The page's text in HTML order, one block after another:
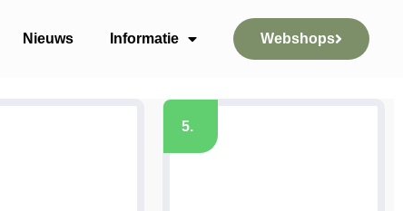
Nieuws Informatie Webshops
5.